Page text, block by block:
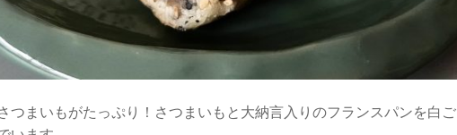
つまいもがたっぷり！さつまいもと大納言入りのフランスパンを白ご